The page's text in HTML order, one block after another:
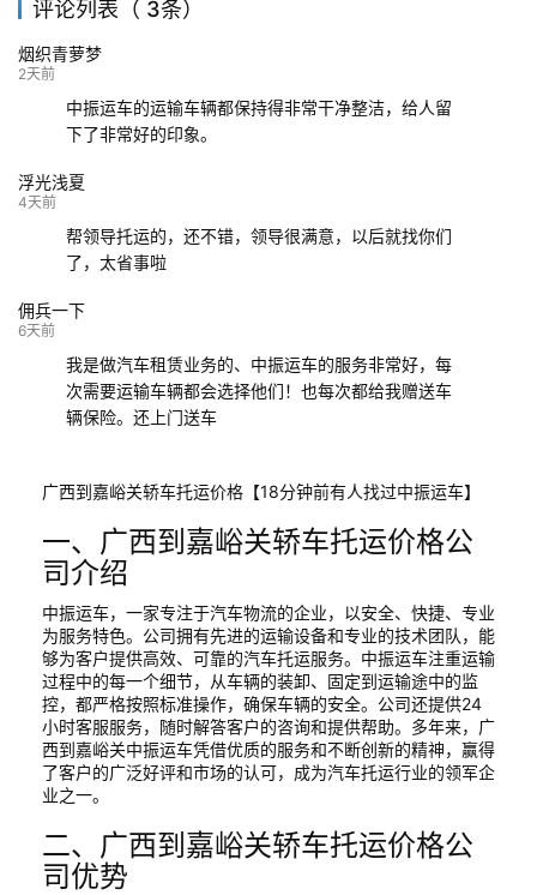
139****9233
评论列表（ 3条）
烟织青萝梦
2天前
中振运车的运输车辆都保持得非常干净整洁，给人留
下了非常好的印象。
浮光浅夏
4天前
帮领导托运的，还不错，领导很满意，以后就找你们
了，太省事啦
佣兵一下
6天前
我是做汽车租赁业务的、中振运车的服务非常好，每
次需要运输车辆都会选择他们！也每次都给我赠送车
辆保险。还上门送车
广西到嘉峪关轿车托运价格【18分钟前有人找过中振运车】
一、广西到嘉峪关轿车托运价格公
司介绍
中振运车，一家专注于汽车物流的企业，以安全、快捷、专业
为服务特色。公司拥有先进的运输设备和专业的技术团队，能
够为客户提供高效、可靠的汽车托运服务。中振运车注重运输
过程中的每一个细节，从车辆的装卸、固定到运输途中的监
控，都严格按照标准操作，确保车辆的安全。公司还提供24
小时客服服务，随时解答客户的咨询和提供帮助。多年来，广
西到嘉峪关中振运车凭借优质的服务和不断创新的精神，赢得
了客户的广泛好评和市场的认可，成为汽车托运行业的领军企
业之一。
二、广西到嘉峪关轿车托运价格公
司优势